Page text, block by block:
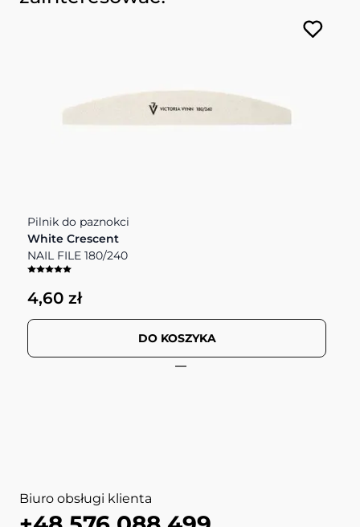
Pilnik do paznokci
White Crescent
NAIL FILE 180/240
4,60 zł
DO KOSZYKA
Biuro obsługi klienta